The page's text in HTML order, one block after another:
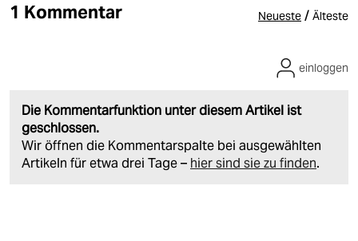
1 Kommentar Neueste / Älteste
Die Kommentarfunktion unter diesem Artikel ist
geschlossen.
Wir öffnen die Kommentarspalte bei ausgewählten
Artikeln für etwa drei Tage – hier sind sie zu finden.
einloggen